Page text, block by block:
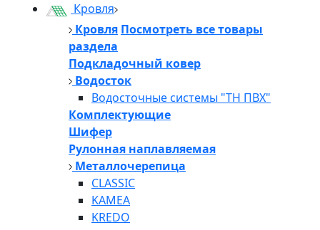
Кровля
Кровля Посмотреть все товары
раздела
Подкладочный ковер
Водосток
Водосточные системы "ТН ПВХ"
Комплектующие
Шифер
Рулонная наплавляемая
Металлочерепица
CLASSIC
KAMEA
KREDO